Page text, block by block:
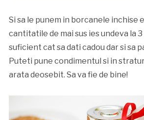
Si sa le punem in borcanele inchise
cantitatile de mai sus ies undeva la 3
suficient cat sa dati cadou dar si sa
Puteti pune condimentul si in
arata deosebit. Sa va fie de bine!